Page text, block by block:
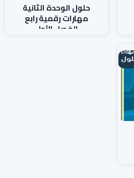
حلول الوحدة الثانية
مهارات رقمية رابع
الفصل الأول